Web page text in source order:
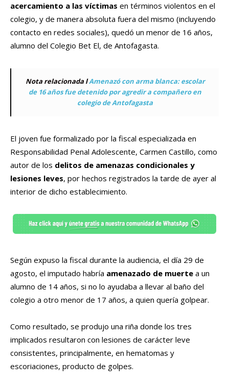
acercamiento a las víctimas en términos violentos en el
colegio, y de manera absoluta fuera del mismo (incluyendo
contacto en redes sociales), quedó un menor de 16 años,
alumno del Colegio Bet El, de Antofagasta.
Nota relacionada lAmenazó con arma blanca: escolar
de 16 años fue detenido por agredir a compañero en
colegio de Antofagasta
El joven fue formalizado por la fiscal especializada en
Responsabilidad Penal Adolescente, Carmen Castillo, como
autor de los delitos de amenazas condicionales y
lesiones leves, por hechos registrados la tarde de ayer al
interior de dicho establecimiento.
Según expuso la fiscal durante la audiencia, el día 29 de
agosto, el imputado habría amenazado de muerte a un
alumno de 14 años, si no lo ayudaba a llevar al baño del
colegio a otro menor de 17 años, a quien quería golpear.
Como resultado, se produjo una riña donde los tres
implicados resultaron con lesiones de carácter leve
consistentes, principalmente, en hematomas y
escoriaciones, producto de golpes.